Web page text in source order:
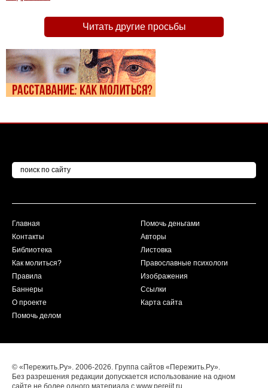
Читать другие просьбы
Главная
Контакты
Библиотека
Как молиться?
Правила
Баннеры
О проекте
Помочь делом
Помочь деньгами
Авторы
Листовка
Православные психологи
Изображения
Ссылки
Карта сайта
© «Пережить.Ру». 2006-2026. Группа сайтов «Пережить.Ру».
Без разрешения редакции допускается использование на одном